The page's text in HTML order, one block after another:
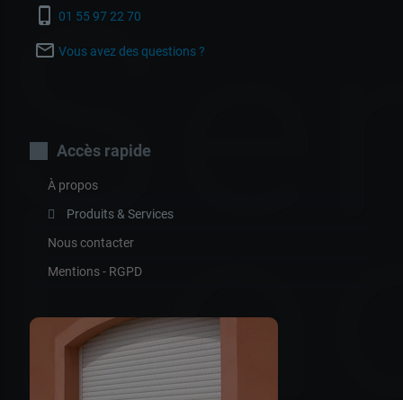
phone_iphone 01 55 97 22 70
mail_outline Vous avez des questions ?
Accès rapide
À propos
Produits & Services
Nous contacter
Mentions - RGPD